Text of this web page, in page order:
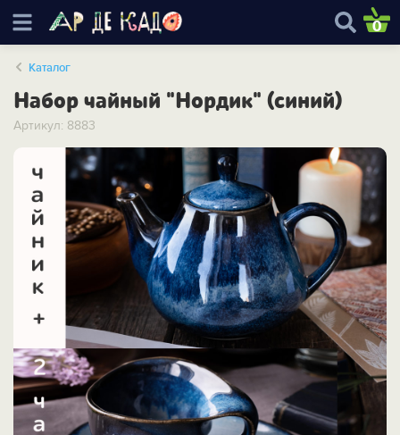
0
Каталог
Набор чайный "Нордик" (синий)
Артикул: 8883